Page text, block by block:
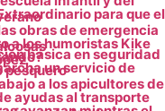
para que el
obras de emergencia
a los humoristas Kike
básica en seguridad
pesqueroun servicio de
a los apicultores de
ayudas al transporte